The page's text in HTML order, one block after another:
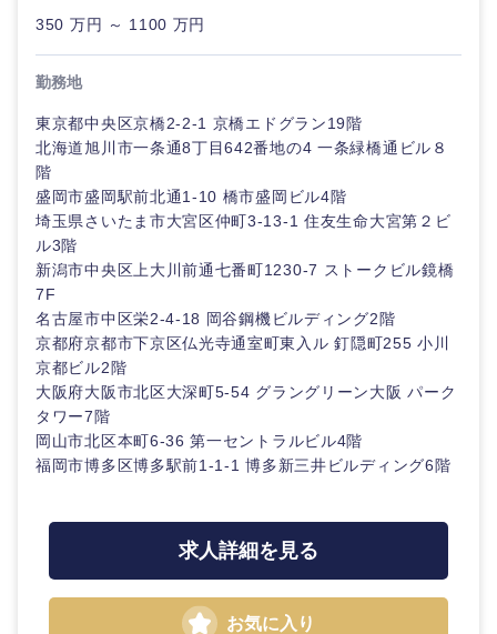
山口県 徳島県
高知県
350 万円 ～ 1100 万円
勤務地
東京都中央区京橋2-2-1 京橋エドグラン19階
北海道旭川市一条通8丁目642番地の4 一条緑橋通ビル８
階
盛岡市盛岡駅前北通1-10 橋市盛岡ビル4階
埼玉県さいたま市大宮区仲町3-13-1 住友生命大宮第２ビ
ル3階
新潟市中央区上大川前通七番町1230-7 ストークビル鏡橋
7F
名古屋市中区栄2-4-18 岡谷鋼機ビルディング2階
京都府京都市下京区仏光寺通室町東入ル 釘隠町255 小川
京都ビル2階
大阪府大阪市北区大深町5-54 グラングリーン大阪 パーク
タワー7階
岡山市北区本町6-36 第一セントラルビル4階
福岡市博多区博多駅前1-1-1 博多新三井ビルディング6階
求人詳細を見る
お気に入り